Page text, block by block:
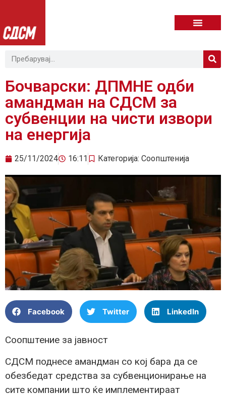
Бочварски: ДПМНЕ одби
амандман на СДСМ за
субвенции на чисти извори
на енергија
25/11/2024 16:11 Категорија: Соопштенија
Facebook Twitter LinkedIn
Соопштение за јавност
СДСМ поднесе амандман со кој бара да се
обезбедат средства за субвенционирање на
сите компании што ќе имплементираат